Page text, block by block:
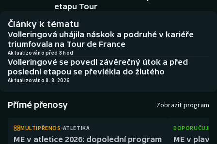
Baseball a softbal
Basketbal
Biatlon
Boby a skeleton
Box
Curling
Historické návraty
Aplikace ČT sport
AZ kvíz
etapu Tour
Články k tématu
Volleringová uhájila náskok a podruhé v kariéře
triumfovala na Tour de France
Aktualizováno před 8 hod
Volleringové se povedl závěrečný útok a před
poslední etapou se převlékla do žlutého
Aktualizováno 8. 8. 2026
Přímé přenosy Zobrazit program
MULTIPŘENOS ATLETIKA
ME v atletice 2026: dopolední program ME v